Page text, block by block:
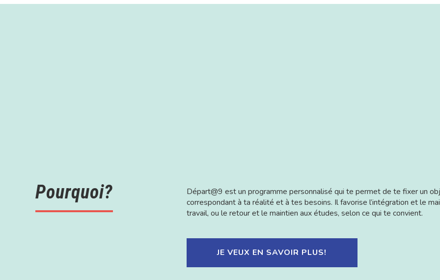
Pourquoi?
Départ@9 est un programme personnalisé qui te permet de te fixer un
correspondant à ta réalité et à tes besoins. Il favorise l’intégration et le
travail, ou le retour et le maintien aux études, selon ce qui te convient.
JE VEUX EN SAVOIR PLUS!